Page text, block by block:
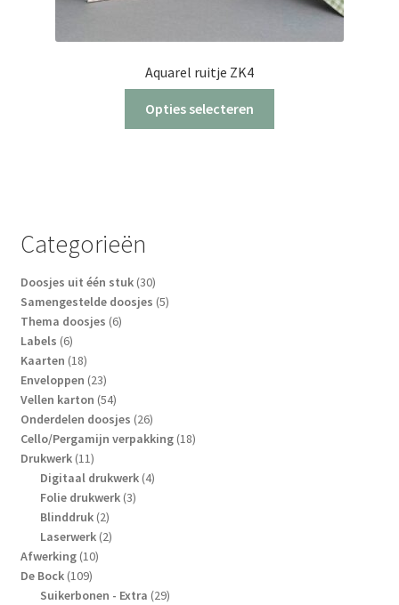
Aquarel ruitje ZK4
Opties selecteren
Categorieën
Doosjes uit één stuk 3030
producten
Samengestelde doosjes 55
Thema doosjes 66
Labels 66
producten
Kaarten 1818
producten
Enveloppen 2323
producten
Vellen karton 5454
producten
Onderdelen doosjes 2626
producten
Cello/Pergamijn verpakking 1818
Drukwerk 1111
producten
Digitaal drukwerk 44
Folie drukwerk 33
Blinddruk 22
producten
Laserwerk 22
Afwerking 1010
De Bock 109109
producten
Suikerbonen - Extra 2929